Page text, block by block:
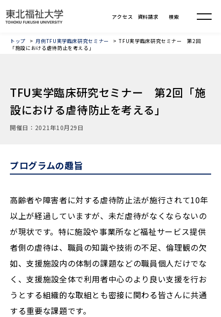
トップ 月例TFU実学臨床研究セミナー
TFU実学臨床研究セミナー 第2回
「施設における虐待防止を考える」
TFU実学臨床研究セミナー 第2回「施
設における虐待防止を考える」
開催日：2021年10月29日
プログラムの趣旨
高齢者や障害者に対する虐待防止法が施行されて10年
以上が経過していますが、未だ虐待がなくならないの
が現状です。特に施設や事業所など福祉サービス提供
者側の虐待は、職員の知識や技術の不足、倫理観の欠
如、支援施設内の体制の課題などの職員個人だけでな
く、支援施設全体で利用者中心のより良い支援を行お
うとする組織的な取組とも密接に関わる皆さんに共通
する重要な課題です。